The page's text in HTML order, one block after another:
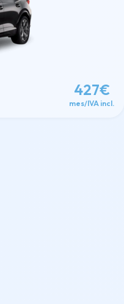
427€
mes/IVA incl.